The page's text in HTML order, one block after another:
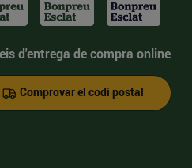
d'entrega de compra online
Comprovar el codi postal